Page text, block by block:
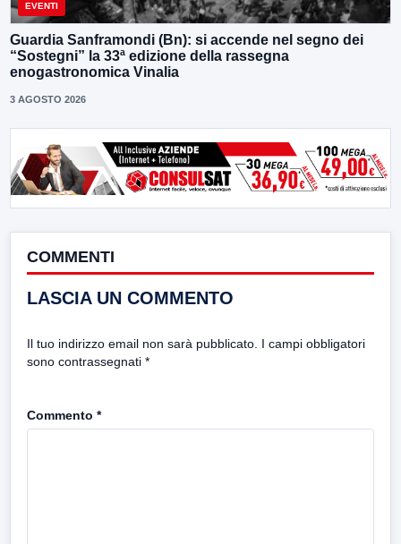
EVENTI
Guardia Sanframondi (Bn): si accende nel segno dei
“Sostegni” la 33ª edizione della rassegna
enogastronomica Vinalia
3 AGOSTO 2026
COMMENTI
LASCIA UN COMMENTO
Il tuo indirizzo email non sarà pubblicato. I campi obbligatori
sono contrassegnati *
Commento *